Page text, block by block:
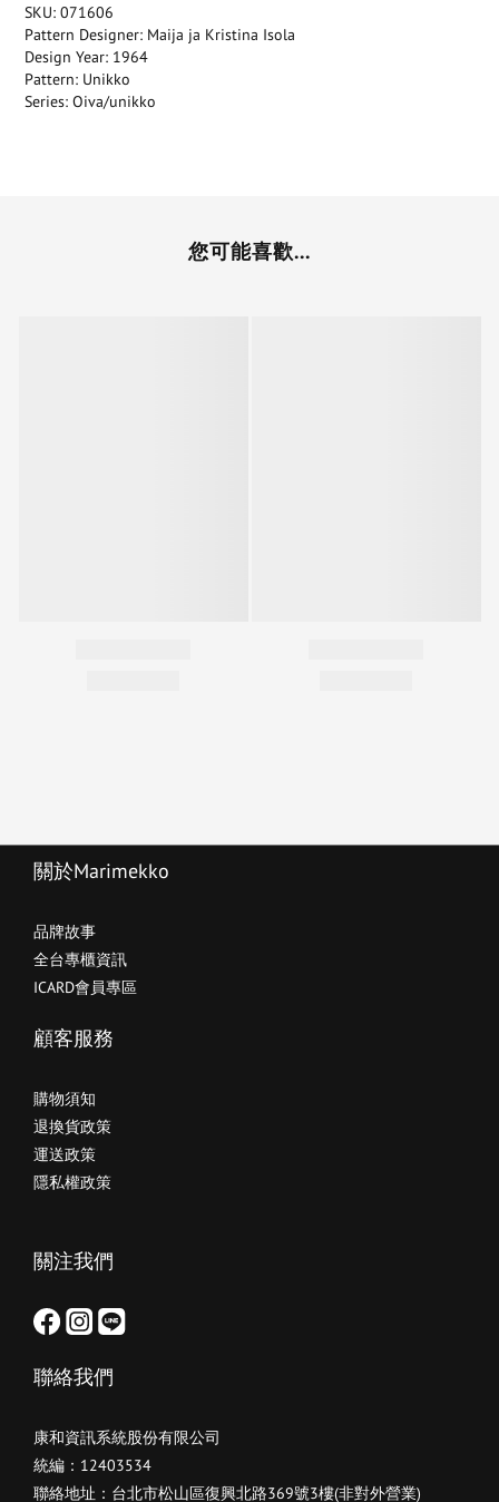
SKU: 071606
Pattern Designer: Maija ja Kristina Isola
Design Year: 1964
Pattern: Unikko
Series: Oiva/unikko
您可能喜歡...
關於Marimekko
品牌故事
全台專櫃資訊
ICARD會員專區
顧客服務
購物須知
退換貨政策
運送政策
隱私權政策
關注我們
聯絡我們
康和資訊系統股份有限公司
統編：12403534
聯絡地址：台北市松山區復興北路369號3樓(非對外營業)